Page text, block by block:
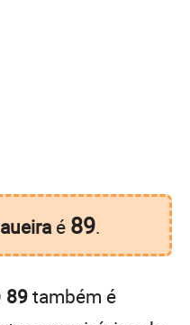
é 89.
89também é